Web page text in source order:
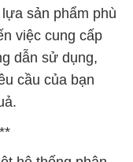
sản phẩm phù
việc cung cấp
dẫn sử dụng,
cầu của bạn